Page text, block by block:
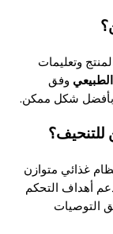
وتعليمات
وفق
بأفضل شكل ممكن.
غذائي متوازن
أهداف التحكم
التوصيات